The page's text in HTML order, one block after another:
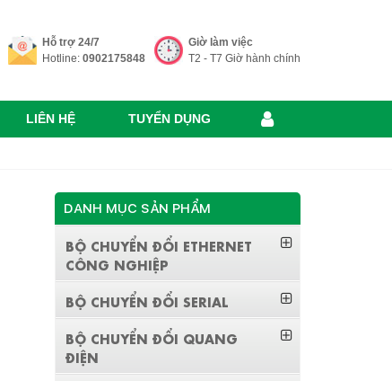
Hỗ trợ 24/7
Hotline: 0902175848
Giờ làm việc
T2 - T7 Giờ hành chính
LIÊN HỆ TUYỂN DỤNG
DANH MỤC SẢN PHẨM
BỘ CHUYỂN ĐỔI ETHERNET
CÔNG NGHIỆP
BỘ CHUYỂN ĐỔI SERIAL
BỘ CHUYỂN ĐỔI QUANG
ĐIỆN